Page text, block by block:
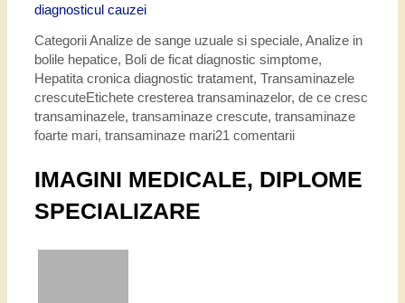
diagnosticul cauzei
CategoriiAnalize de sange uzuale si speciale, Analize in
bolile hepatice, Boli de ficat diagnostic simptome,
Hepatita cronica diagnostic tratament, Transaminazele
crescuteEtichete cresterea transaminazelor, de ce cresc
transaminazele, transaminaze crescute, transaminaze
foarte mari, transaminaze mari21 comentarii
IMAGINI MEDICALE, DIPLOME
SPECIALIZARE